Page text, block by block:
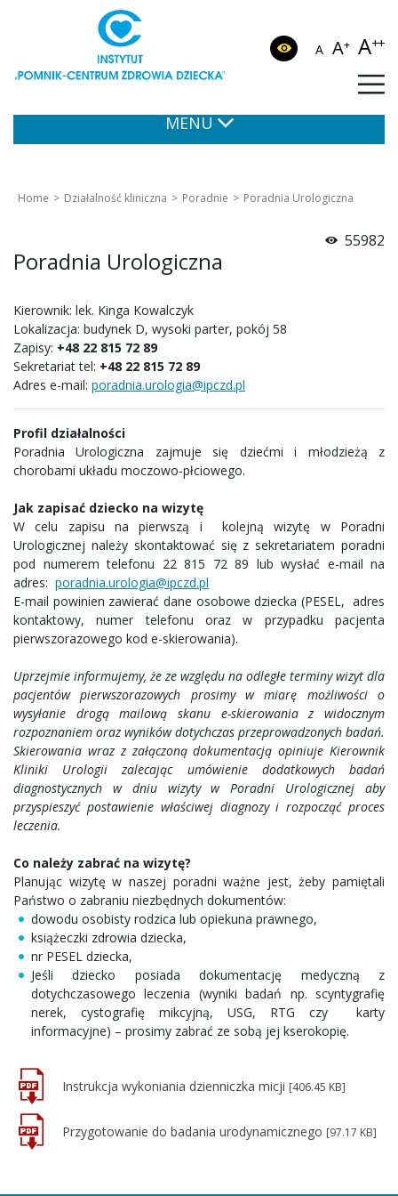
A A+ A++
MENU
Home Działalność kliniczna Poradnie Poradnia Urologiczna
55982
Poradnia Urologiczna
Kierownik: lek. Kinga Kowalczyk
Lokalizacja: budynek D, wysoki parter, pokój 58
Zapisy: +48 22 815 72 89
Sekretariat tel: +48 22 815 72 89
Adres e-mail: poradnia.urologia@ipczd.pl
Profil działalności
Poradnia Urologiczna zajmuje się dziećmi i młodzieżą z
chorobami układu moczowo-płciowego.
Jak zapisać dziecko na wizytę
W celu zapisu na pierwszą i kolejną wizytę w Poradni
Urologicznej należy skontaktować się z sekretariatem poradni
pod numerem telefonu 22 815 72 89 lub wysłać e-mail na
adres: poradnia.urologia@ipczd.pl
E-mail powinien zawierać dane osobowe dziecka (PESEL, adres
kontaktowy, numer telefonu oraz w przypadku pacjenta
pierwszorazowego kod e-skierowania).
Uprzejmie informujemy, że ze względu na odległe terminy wizyt dla
pacjentów pierwszorazowych prosimy w miarę możliwości o
wysyłanie drogą mailową skanu e-skierowania z widocznym
rozpoznaniem oraz wyników dotychczas przeprowadzonych badań.
Skierowania wraz z załączoną dokumentacją opiniuje Kierownik
Kliniki Urologii zalecając umówienie dodatkowych badań
diagnostycznych w dniu wizyty w Poradni Urologicznej aby
przyspieszyć postawienie właściwej diagnozy i rozpocząć proces
leczenia.
Co należy zabrać na wizytę?
Planując wizytę w naszej poradni ważne jest, żeby pamiętali
Państwo o zabraniu niezbędnych dokumentów:
dowodu osobisty rodzica lub opiekuna prawnego,
książeczki zdrowia dziecka,
nr PESEL dziecka,
Jeśli dziecko posiada dokumentację medyczną z
dotychczasowego leczenia (wyniki badań np. scyntygrafię
nerek, cystografię mikcyjną, USG, RTG czy karty
informacyjne) – prosimy zabrać ze sobą jej kserokopię.
Instrukcja wykoniania dzienniczka micji [406.45 KB]
Przygotowanie do badania urodynamicznego [97.17 KB]